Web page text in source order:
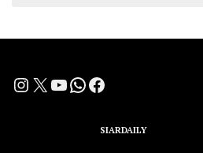
Instagram
X YouTube
WhatsApp
Facebook
SIARDAILY